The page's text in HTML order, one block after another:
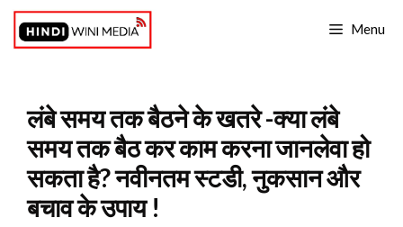
Skip
content
Menu
लंबे समय तक बैठने के खतरे -क्या लंबे
समय तक बैठ कर काम करना जानलेवा हो
सकता है? नवीनतम स्टडी, नुकसान और
बचाव के उपाय !